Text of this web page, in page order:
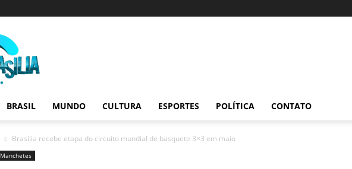
Por
Brasília
BRASIL MUNDO CULTURA ESPORTES POLÍTICA CONTATO
Brasília recebe etapa do circuito mundial de basquete 3×3 em maio
Manchetes